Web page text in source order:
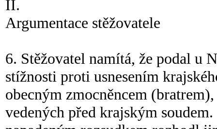
II.
Argumentace stěžovatele
6. Stěžovatel namítá, že podal u
stížnosti proti usnesením
obecným zmocněncem
vedených před krajským